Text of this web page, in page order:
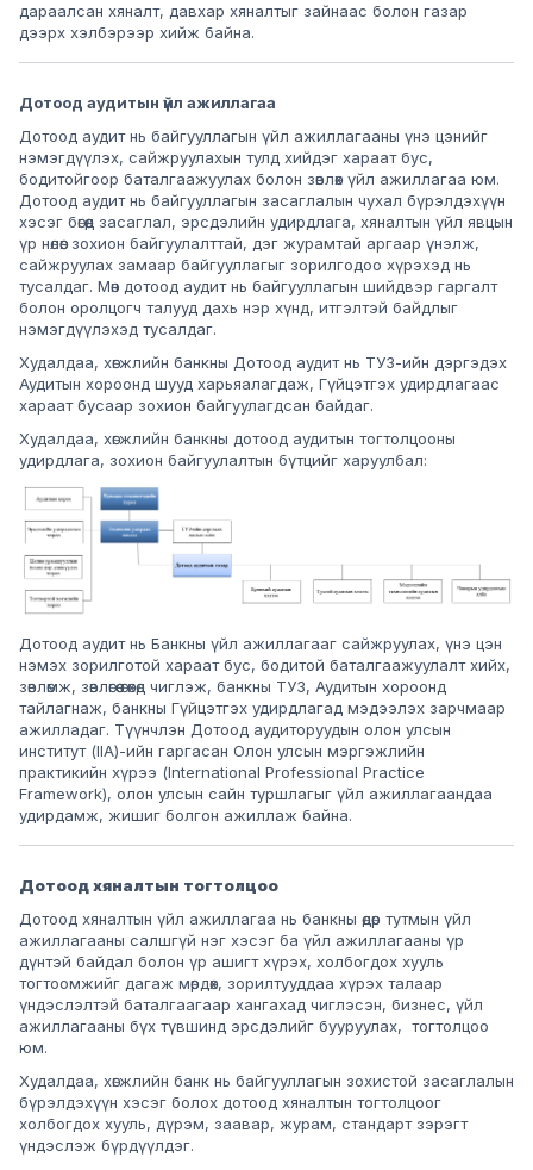
дараалсан хяналт, давхар хяналтыг зайнаас болон газар
дээрх хэлбэрээр хийж байна.
Дотоод аудитын үйл ажиллагаа
Дотоод аудит нь байгууллагын үйл ажиллагааны үнэ цэнийг
нэмэгдүүлэх, сайжруулахын тулд хийдэг хараат бус,
бодитойгоор баталгаажуулах болон зөвлөх үйл ажиллагаа юм.
Дотоод аудит нь байгууллагын засаглалын чухал бүрэлдэхүүн
хэсэг бөгөөд засаглал, эрсдэлийн удирдлага, хяналтын үйл явцын
үр нөлөөг зохион байгуулалттай, дэг журамтай аргаар үнэлж,
сайжруулах замаар байгууллагыг зорилгодоо хүрэхэд нь
тусалдаг. Мөн дотоод аудит нь байгууллагын шийдвэр гаргалт
болон оролцогч талууд дахь нэр хүнд, итгэлтэй байдлыг
нэмэгдүүлэхэд тусалдаг.
Худалдаа, хөгжлийн банкны Дотоод аудит нь ТУЗ-ийн дэргэдэх
Аудитын хороонд шууд харьяалагдаж, Гүйцэтгэх удирдлагаас
хараат бусаар зохион байгуулагдсан байдаг.
Худалдаа, хөгжлийн банкны дотоод аудитын тогтолцооны
удирдлага, зохион байгуулалтын бүтцийг харуулбал:
Дотоод аудит нь Банкны үйл ажиллагааг сайжруулах, үнэ цэн
нэмэх зорилготой хараат бус, бодитой баталгаажуулалт хийх,
зөвлөмж, зөвлөгөө өгөхөд чиглэж, банкны ТУЗ, Аудитын хороонд
тайлагнаж, банкны Гүйцэтгэх удирдлагад мэдээлэх зарчмаар
ажилладаг. Түүнчлэн Дотоод аудиторуудын олон улсын
институт (IIA)-ийн гаргасан Олон улсын мэргэжлийн
практикийн хүрээ (International Professional Practice
Framework), олон улсын сайн туршлагыг үйл ажиллагаандаа
удирдамж, жишиг болгон ажиллаж байна.
Дотоод хяналтын тогтолцоо
Дотоод хяналтын үйл ажиллагаа нь банкны өдөр тутмын үйл
ажиллагааны салшгүй нэг хэсэг ба үйл ажиллагааны үр
дүнтэй байдал болон үр ашигт хүрэх, холбогдох хууль
тогтоомжийг дагаж мөрдөх, зорилтууддаа хүрэх талаар
үндэслэлтэй баталгаагаар хангахад чиглэсэн, бизнес, үйл
ажиллагааны бүх түвшинд эрсдэлийг бууруулах, тогтолцоо
юм.
Худалдаа, хөгжлийн банк нь байгууллагын зохистой засаглалын
бүрэлдэхүүн хэсэг болох дотоод хяналтын тогтолцоог
холбогдох хууль, дүрэм, заавар, журам, стандарт зэрэгт
үндэслэж бүрдүүлдэг.